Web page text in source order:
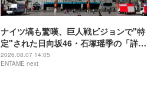
ナイツ塙も驚嘆、巨人戦ビジョンで"特
定"された日向坂46・石塚瑶季の「詳し
すぎる」野球愛
2026.08.07 14:05
ENTAME next